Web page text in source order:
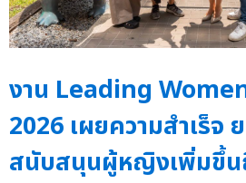
งาน Leading
2026 เผยความสำเร็จ
สนับสนุนผู้หญิงเพิ่มขึ้น